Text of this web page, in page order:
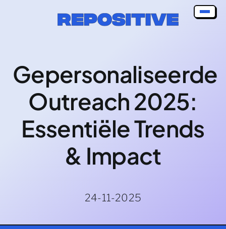
Gepersonaliseerde
Outreach 2025:
Essentiële Trends
& Impact
24-11-2025